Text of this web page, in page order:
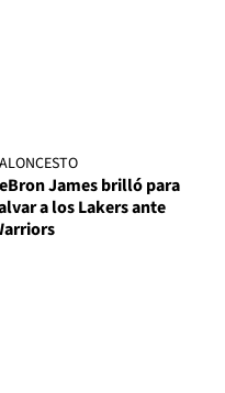
James brilló para
a los Lakers ante